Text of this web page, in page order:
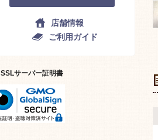
店舗情報
ご利用ガイド
SSLサーバー証明書